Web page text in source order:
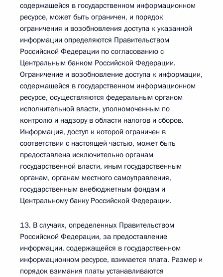
содержащейся в государственном информационном
ресурсе, может быть ограничен, и порядок
ограничения и возобновления доступа к указанной
информации определяются Правительством
Российской Федерации по согласованию с
Центральным банком Российской Федерации.
Ограничение и возобновление доступа к информации,
содержащейся в государственном информационном
ресурсе, осуществляются федеральным органом
исполнительной власти, уполномоченным по
контролю и надзору в области налогов и сборов.
Информация, доступ к которой ограничен в
соответствии с настоящей частью, может быть
предоставлена исключительно органам
государственной власти, иным государственным
органам, органам местного самоуправления,
государственным внебюджетным фондам и
Центральному банку Российской Федерации.
13. В случаях, определенных Правительством
Российской Федерации, за предоставление
информации, содержащейся в государственном
информационном ресурсе, взимается плата. Размер и
порядок взимания платы устанавливаются